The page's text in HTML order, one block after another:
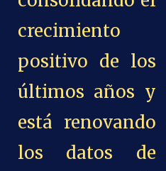
crecimiento
positivo de los
últimos años y
está renovando
los datos de